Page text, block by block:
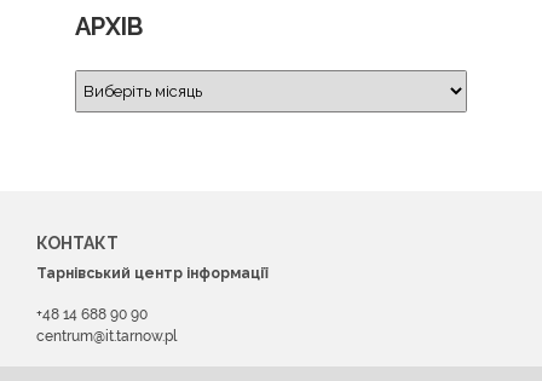
АРХІВ
КОНТАКТ
Тарнівський центр інформації
+48 14 688 90 90
centrum@it.tarnow.pl